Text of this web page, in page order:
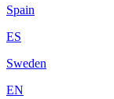
Spain
ES
Sweden
EN